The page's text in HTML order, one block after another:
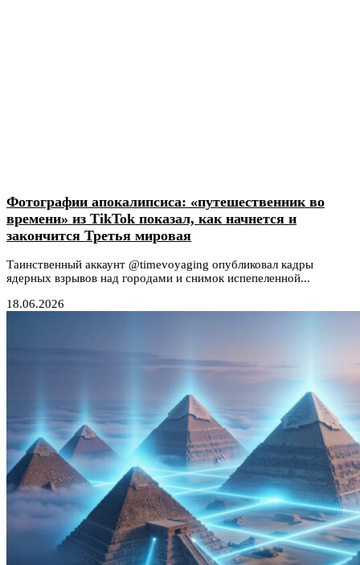
Фотографии апокалипсиса: «путешественник во
времени» из TikTok показал, как начнется и
закончится Третья мировая
Таинственный аккаунт @timevoyaging опубликовал кадры
ядерных взрывов над городами и снимок испепеленной...
18.06.2026